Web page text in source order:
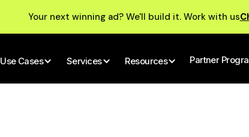
Your next winning ad? We'll build it. Work with us
Use Cases Services Resources Partner